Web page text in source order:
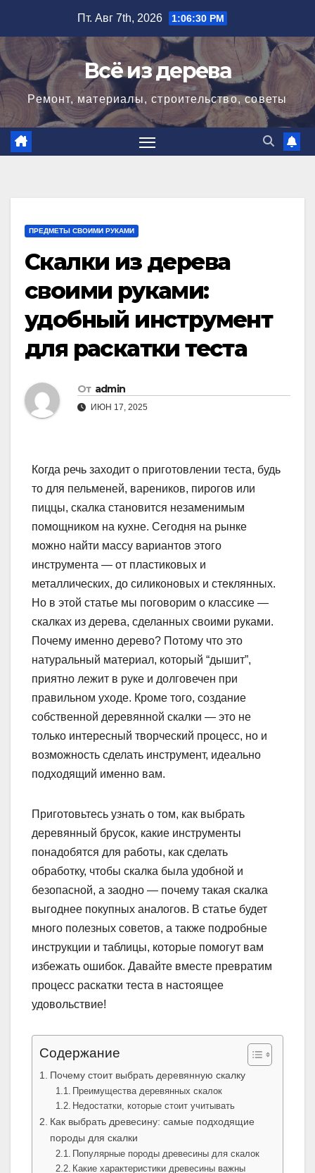
содержимому
Пт. Авг 7th, 2026 1:06:31 PM
Всё из дерева
Ремонт, материалы, строительство, советы
ПРЕДМЕТЫ СВОИМИ РУКАМИ
Скалки из дерева
своими руками:
удобный инструмент
для раскатки теста
От admin
ИЮН 17, 2025
Когда речь заходит о приготовлении теста, будь
то для пельменей, вареников, пирогов или
пиццы, скалка становится незаменимым
помощником на кухне. Сегодня на рынке
можно найти массу вариантов этого
инструмента — от пластиковых и
металлических, до силиконовых и стеклянных.
Но в этой статье мы поговорим о классике —
скалках из дерева, сделанных своими руками.
Почему именно дерево? Потому что это
натуральный материал, который “дышит”,
приятно лежит в руке и долговечен при
правильном уходе. Кроме того, создание
собственной деревянной скалки — это не
только интересный творческий процесс, но и
возможность сделать инструмент, идеально
подходящий именно вам.
Приготовьтесь узнать о том, как выбрать
деревянный брусок, какие инструменты
понадобятся для работы, как сделать
обработку, чтобы скалка была удобной и
безопасной, а заодно — почему такая скалка
выгоднее покупных аналогов. В статье будет
много полезных советов, а также подробные
инструкции и таблицы, которые помогут вам
избежать ошибок. Давайте вместе превратим
процесс раскатки теста в настоящее
удовольствие!
Содержание
Почему стоит выбрать деревянную скалку
Преимущества деревянных скалок
Недостатки, которые стоит учитывать
Как выбрать древесину: самые подходящие
породы для скалки
Популярные породы древесины для скалок
Какие характеристики древесины важны